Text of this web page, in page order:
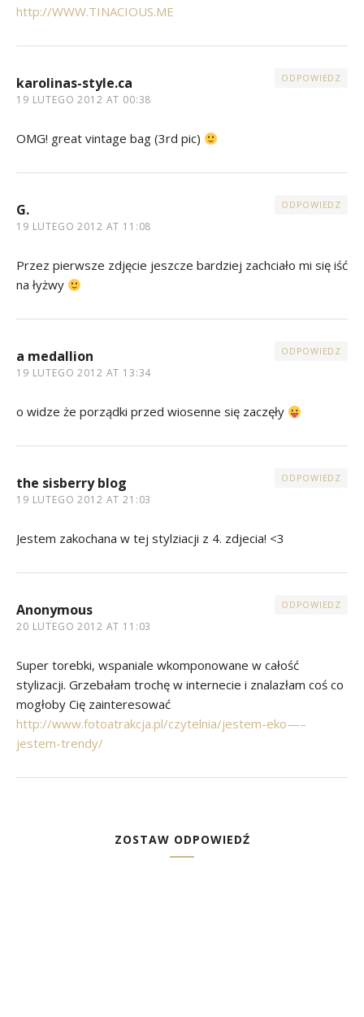
http://WWW.TINACIOUS.ME
karolinas-style.ca
19 LUTEGO 2012 AT 00:38
ODPOWIEDZ
OMG! great vintage bag (3rd pic)
G.
19 LUTEGO 2012 AT 11:08
ODPOWIEDZ
Przez pierwsze zdjęcie jeszcze bardziej zachciało mi się iść
na łyżwy
a medallion
19 LUTEGO 2012 AT 13:34
ODPOWIEDZ
o widze że porządki przed wiosenne się zaczęły
the sisberry blog
19 LUTEGO 2012 AT 21:03
ODPOWIEDZ
Jestem zakochana w tej stylziacji z 4. zdjecia! <3
Anonymous
20 LUTEGO 2012 AT 11:03
ODPOWIEDZ
Super torebki, wspaniale wkomponowane w całość
stylizacji. Grzebałam trochę w internecie i znalazłam coś co
mogłoby Cię zainteresować
http://www.fotoatrakcja.pl/czytelnia/jestem-eko—–
jestem-trendy/
ZOSTAW ODPOWIEDŹ